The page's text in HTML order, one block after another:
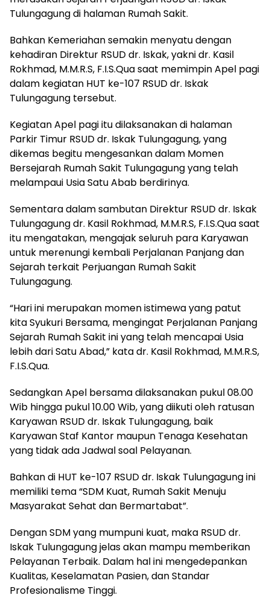
Tulungagung di halaman Rumah Sakit.
Bahkan Kemeriahan semakin menyatu dengan
kehadiran Direktur RSUD dr. Iskak, yakni dr. Kasil
Rokhmad, M.M.R.S, F.I.S.Qua saat memimpin Apel pagi
dalam kegiatan HUT ke-107 RSUD dr. Iskak
Tulungagung tersebut.
Kegiatan Apel pagi itu dilaksanakan di halaman
Parkir Timur RSUD dr. Iskak Tulungagung, yang
dikemas begitu mengesankan dalam Momen
Bersejarah Rumah Sakit Tulungagung yang telah
melampaui Usia Satu Abab berdirinya.
Sementara dalam sambutan Direktur RSUD dr. Iskak
Tulungagung dr. Kasil Rokhmad, M.M.R.S, F.I.S.Qua saat
itu mengatakan, mengajak seluruh para Karyawan
untuk merenungi kembali Perjalanan Panjang dan
Sejarah terkait Perjuangan Rumah Sakit
Tulungagung.
“Hari ini merupakan momen istimewa yang patut
kita Syukuri Bersama, mengingat Perjalanan Panjang
Sejarah Rumah Sakit ini yang telah mencapai Usia
lebih dari Satu Abad,” kata dr. Kasil Rokhmad, M.M.R.S,
F.I.S.Qua.
Sedangkan Apel bersama dilaksanakan pukul 08.00
Wib hingga pukul 10.00 Wib, yang diikuti oleh ratusan
Karyawan RSUD dr. Iskak Tulungagung, baik
Karyawan Staf Kantor maupun Tenaga Kesehatan
yang tidak ada Jadwal soal Pelayanan.
Bahkan di HUT ke-107 RSUD dr. Iskak Tulungagung ini
memiliki tema “SDM Kuat, Rumah Sakit Menuju
Masyarakat Sehat dan Bermartabat”.
Dengan SDM yang mumpuni kuat, maka RSUD dr.
Iskak Tulungagung jelas akan mampu memberikan
Pelayanan Terbaik. Dalam hal ini mengedepankan
Kualitas, Keselamatan Pasien, dan Standar
Profesionalisme Tinggi.